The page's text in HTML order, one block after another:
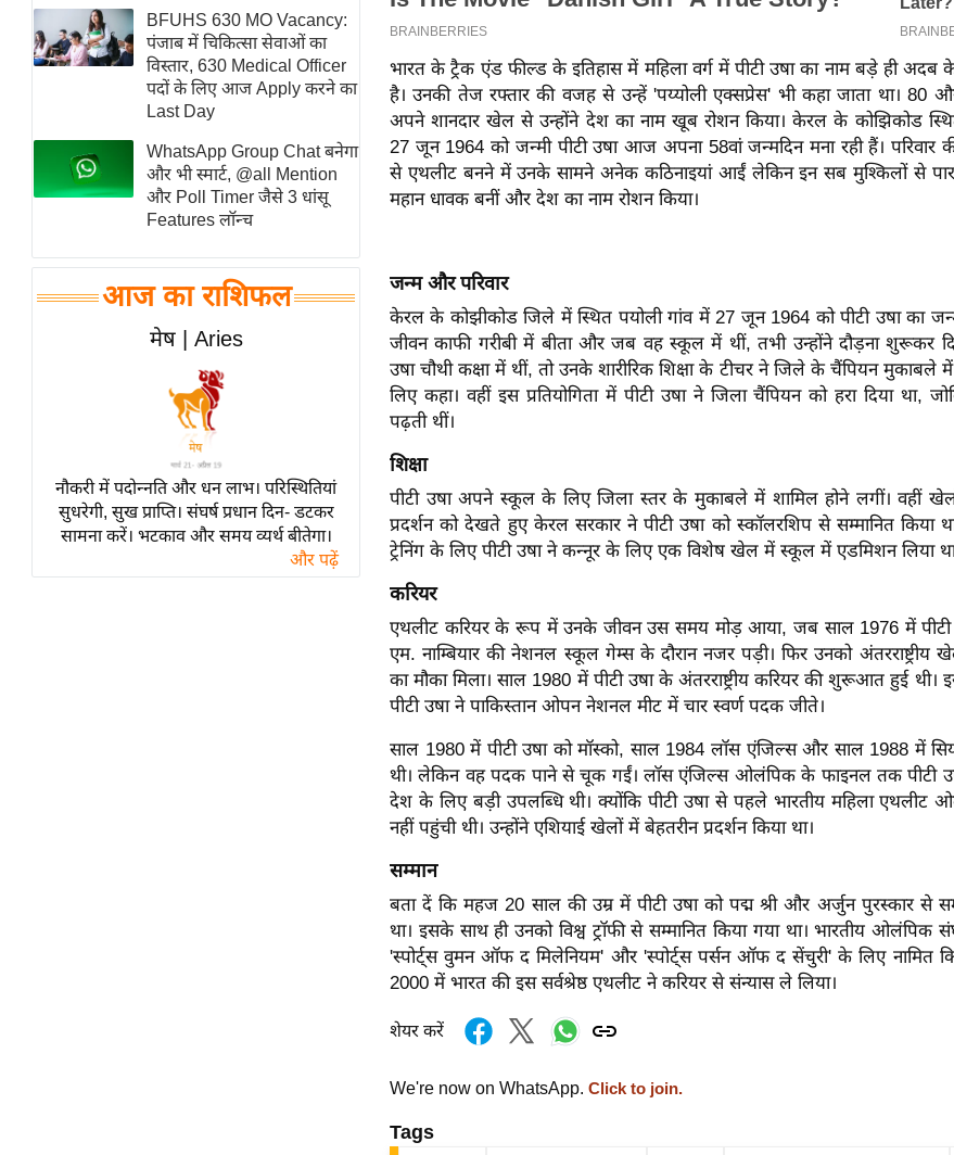
विश्लेषण
समसामयिक
मातृभूमि
स्तंभ
एम.
आर.
चाय पर
समीक्षा
व्रत
त्योहार
राशिफल
विशेष
BFUHS 630 MO Vacancy:
पंजाब में चिकित्सा सेवाओं का
विस्तार, 630 Medical Officer
पदों के लिए आज Apply करने का
Last Day
WhatsApp Group Chat बनेगा
और भी स्मार्ट, @all Mention
और Poll Timer जैसे 3 धांसू
Features लॉन्च
आज का राशिफल
मेष | Aries
नौकरी में पदोन्नति और धन लाभ। परिस्थितियां
सुधरेगी, सुख प्राप्ति। संघर्ष प्रधान दिन- डटकर
सामना करें। भटकाव और समय व्यर्थ बीतेगा।
और पढ़ें
भारत के ट्रैक एंड फील्ड के इतिहास में महिला वर्ग में पीटी उषा का नाम बड़े ही अदब
है। उनकी तेज रफ्तार की वजह से उन्हें 'पय्योली एक्सप्रेस' भी कहा जाता था।
अपने शानदार खेल से उन्होंने देश का नाम खूब रोशन किया। केरल के कोझिकोड
27 जून 1964 को जन्मी पीटी उषा आज अपना 58वां जन्मदिन मना रही हैं। परिवार
से एथलीट बनने में उनके सामने अनेक कठिनाइयां आईं लेकिन इन सब मुश्किलों से
महान धावक बनीं और देश का नाम रोशन किया।
जन्म और परिवार
केरल के कोझीकोड जिले में स्थित पयोली गांव में 27 जून 1964 को पीटी उषा का
जीवन काफी गरीबी में बीता और जब वह स्कूल में थीं, तभी उन्होंने दौड़ना शुरूकर
उषा चौथी कक्षा में थीं, तो उनके शारीरिक शिक्षा के टीचर ने जिले के चैंपियन मुकाबले
लिए कहा। वहीं इस प्रतियोगिता में पीटी उषा ने जिला चैंपियन को हरा दिया था,
पढ़ती थीं।
शिक्षा
पीटी उषा अपने स्कूल के लिए जिला स्तर के मुकाबले में शामिल होने लगीं। वहीं
प्रदर्शन को देखते हुए केरल सरकार ने पीटी उषा को स्कॉलरशिप से सम्मानित किया
ट्रेनिंग के लिए पीटी उषा ने कन्नूर के लिए एक विशेष खेल में स्कूल में एडमिशन लिया
करियर
एथलीट करियर के रूप में उनके जीवन उस समय मोड़ आया, जब साल 1976 में
एम. नाम्बियार की नेशनल स्कूल गेम्स के दौरान नजर पड़ी। फिर उनको अंतरराष्ट्रीय
का मौका मिला। साल 1980 में पीटी उषा के अंतरराष्ट्रीय करियर की शुरूआत हुई थी।
पीटी उषा ने पाकिस्तान ओपन नेशनल मीट में चार स्वर्ण पदक जीते।
साल 1980 में पीटी उषा को मॉस्को, साल 1984 लॉस एंजिल्स और साल 1988 में
थी। लेकिन वह पदक पाने से चूक गईं। लॉस एंजिल्स ओलंपिक के फाइनल तक पीटी
देश के लिए बड़ी उपलब्धि थी। क्योंकि पीटी उषा से पहले भारतीय महिला एथलीट
नहीं पहुंची थी। उन्होंने एशियाई खेलों में बेहतरीन प्रदर्शन किया था।
सम्मान
बता दें कि महज 20 साल की उम्र में पीटी उषा को पद्म श्री और अर्जुन पुरस्कार से
था। इसके साथ ही उनको विश्व ट्रॉफी से सम्मानित किया गया था। भारतीय ओलंपिक
'स्पोर्ट्स वुमन ऑफ द मिलेनियम' और 'स्पोर्ट्स पर्सन ऑफ द सेंचुरी' के लिए नामित
2000 में भारत की इस सर्वश्रेष्ठ एथलीट ने करियर से संन्यास ले लिया।
शेयर करें
We're now on WhatsApp. Click to join.
Tags